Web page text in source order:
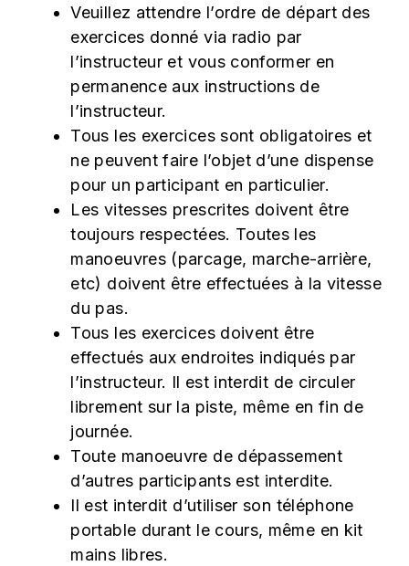
Veuillez attendre l’ordre de départ des
exercices donné via radio par
l’instructeur et vous conformer en
permanence aux instructions de
l’instructeur.
Tous les exercices sont obligatoires et
ne peuvent faire l’objet d’une dispense
pour un participant en particulier.
Les vitesses prescrites doivent être
toujours respectées. Toutes les
manoeuvres (parcage, marche-arrière,
etc) doivent être effectuées à la vitesse
du pas.
Tous les exercices doivent être
effectués aux endroites indiqués par
l’instructeur. Il est interdit de circuler
librement sur la piste, même en fin de
journée.
Toute manoeuvre de dépassement
d’autres participants est interdite.
Il est interdit d’utiliser son téléphone
portable durant le cours, même en kit
mains libres.